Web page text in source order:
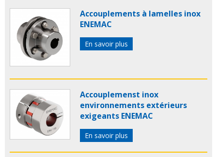
Accouplements à lamelles inox
ENEMAC
En savoir plus
Accouplemenst inox
environnements extérieurs
exigeants ENEMAC
En savoir plus